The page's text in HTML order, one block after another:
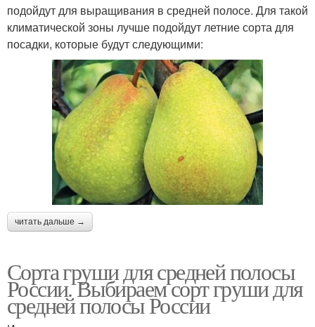
подойдут для выращивания в средней полосе. Для такой
климатической зоны лучше подойдут летние сорта для
посадки, которые будут следующими:
читать дальше →
Сорта груши для средней полосы
России. Выбираем сорт груши для
средней полосы России